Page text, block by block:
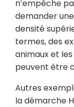
n’empêche
demander
densité
termes, des
animaux et
peuvent être
Autres
la démarche